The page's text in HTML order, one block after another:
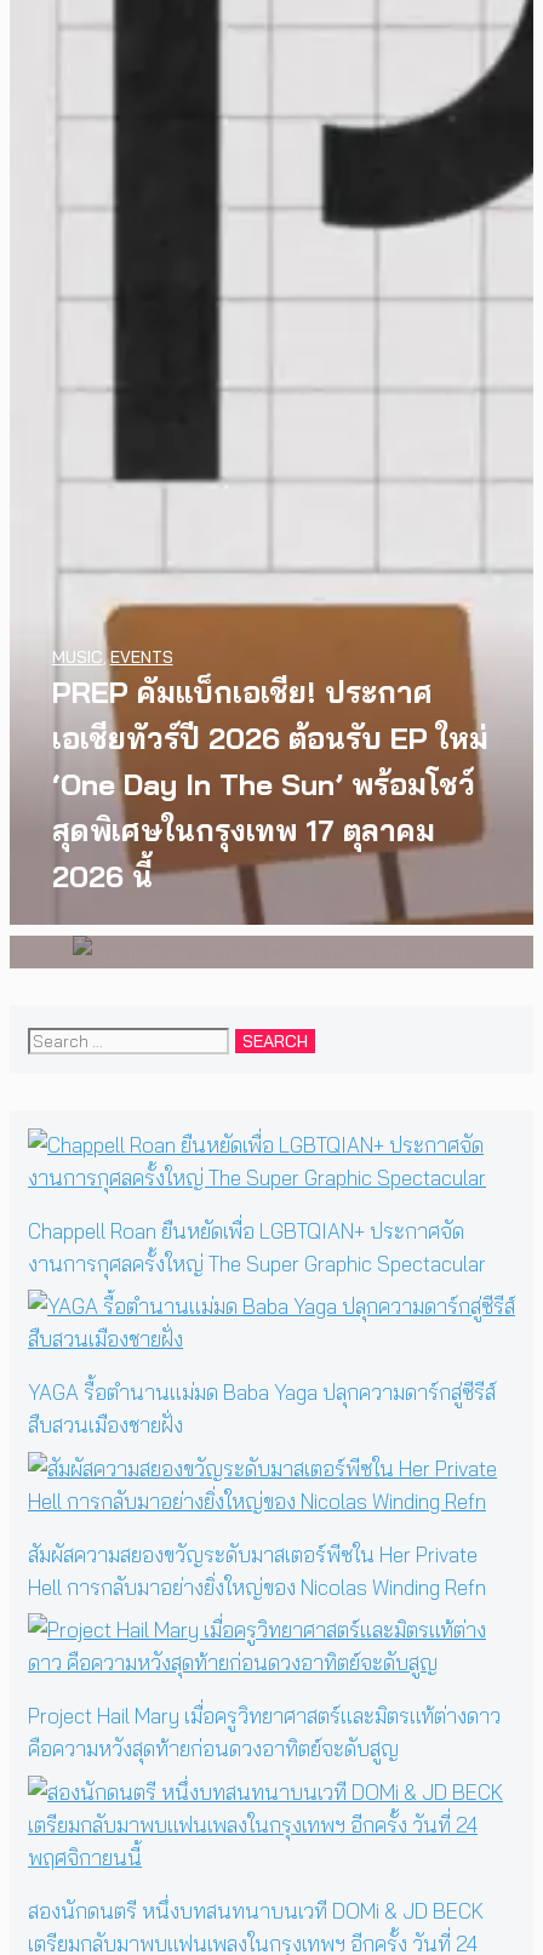
PREP คัมแบ็กเอเชีย! ประกาศ
เอเชียทัวร์ปี 2026 ต้อนรับ EP ใหม่
‘One Day In The Sun’ พร้อมโชว์
สุดพิเศษในกรุงเทพ 17 ตุลาคม
2026 นี้
MUSIC ,EVENTS
[Exclusive Interview]
grentperez จากเด็กอายุ 12 ปีที่
ร้องเพลงในห้องนอน สู่การแสดง
คอนเสิร์ตต่อหน้าคนนับหมื่น
INTERVIEW,MUSIC
Search
Chappell Roan ยืนหยัดเพื่อ LGBTQIAN+ ประกาศจัด
งานการกุศลครั้งใหญ่ The Super Graphic Spectacular
YAGA รื้อตำนานแม่มด Baba Yaga ปลุกความดาร์กสู่ซีรีส์
สืบสวนเมืองชายฝั่ง
สัมผัสความสยองขวัญระดับมาสเตอร์พีซใน Her Private
Hell การกลับมาอย่างยิ่งใหญ่ของ Nicolas Winding Refn
Project Hail Mary เมื่อครูวิทยาศาสตร์และมิตรแท้ต่างดาว
คือความหวังสุดท้ายก่อนดวงอาทิตย์จะดับสูญ
สองนักดนตรี หนึ่งบทสนทนาบนเวที DOMi & JD BECK
เตรียมกลับมาพบแฟนเพลงในกรุงเทพฯ อีกครั้ง วันที่ 24